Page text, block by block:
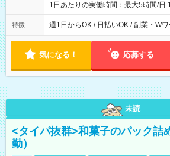
1日あたりの実働時間：最大5時間/
実働時間：1-5時間 └上記の時間帯内
能！ └平日・土曜日の中で、お好き
18:00 などのように、自由な働き
特徴 週1日からOK / 日払いOK / 副業・W
気になる！ 応募する
未読
<タイパ抜群>和菓子のパック詰
勤）